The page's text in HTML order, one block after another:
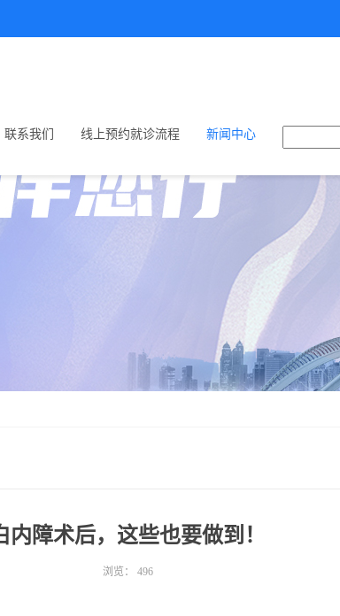
联系我们 线上预约就诊流程 新闻中心
内障术后，这些也要做到！
浏览： 496